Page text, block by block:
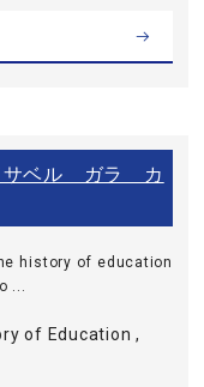
サベル ガラ カ
history of education
...
of Education ,